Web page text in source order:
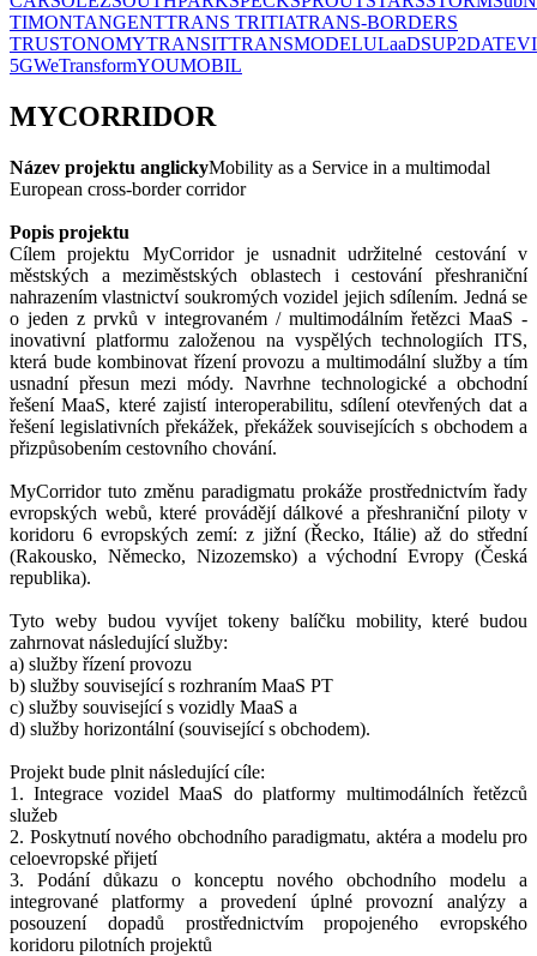
TIMONTANGENTTRANS TRITIATRANS-BORDERS
TRUSTONOMYTRANSITTRANSMODELULaaDSUP2DATE
5GWeTransformYOUMOBIL
MYCORRIDOR
Název projektu anglickyMobility as a Service in a multimodal
European cross-border corridor
Popis projektu
Cílem projektu MyCorridor je usnadnit udržitelné cestování v
městských a meziměstských oblastech i cestování přeshraniční
nahrazením vlastnictví soukromých vozidel jejich sdílením. Jedná se
o jeden z prvků v integrovaném / multimodálním řetězci MaaS -
inovativní platformu založenou na vyspělých technologiích ITS,
která bude kombinovat řízení provozu a multimodální služby a tím
usnadní přesun mezi módy. Navrhne technologické a obchodní
řešení MaaS, které zajistí interoperabilitu, sdílení otevřených dat a
řešení legislativních překážek, překážek souvisejících s obchodem a
přizpůsobením cestovního chování.
MyCorridor tuto změnu paradigmatu prokáže prostřednictvím řady
evropských webů, které provádějí dálkové a přeshraniční piloty v
koridoru 6 evropských zemí: z jižní (Řecko, Itálie) až do střední
(Rakousko, Německo, Nizozemsko) a východní Evropy (Česká
republika).
Tyto weby budou vyvíjet tokeny balíčku mobility, které budou
zahrnovat následující služby:
a) služby řízení provozu
b) služby související s rozhraním MaaS PT
c) služby související s vozidly MaaS a
d) služby horizontální (související s obchodem).
Projekt bude plnit následující cíle:
1. Integrace vozidel MaaS do platformy multimodálních řetězců
služeb
2. Poskytnutí nového obchodního paradigmatu, aktéra a modelu pro
celoevropské přijetí
3. Podání důkazu o konceptu nového obchodního modelu a
integrované platformy a provedení úplné provozní analýzy a
posouzení dopadů prostřednictvím propojeného evropského
koridoru pilotních projektů